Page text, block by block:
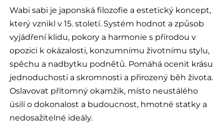
Wabi sabi je japonská filozofie a estetický koncept,
který vznikl v 15. století. Systém hodnot a způsob
vyjádření klidu, pokory a harmonie s přírodou v
opozici k okázalosti, konzumnímu životnímu stylu,
spěchu a nadbytku podnětů. Pomáhá ocenit krásu
jednoduchosti a skromnosti a přirozený běh života.
Oslavovat přítomný okamžik, místo neustálého
úsilí o dokonalost a budoucnost, hmotné statky a
nedosažitelné ideály.